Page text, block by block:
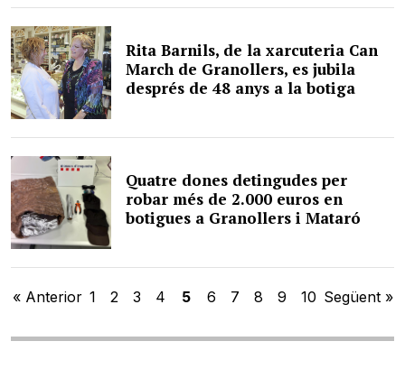
Rita Barnils, de la xarcuteria Can
March de Granollers, es jubila
després de 48 anys a la botiga
Quatre dones detingudes per
robar més de 2.000 euros en
botigues a Granollers i Mataró
« Anterior 1 2 3 4 5 6 7 8 9 10 Següent »